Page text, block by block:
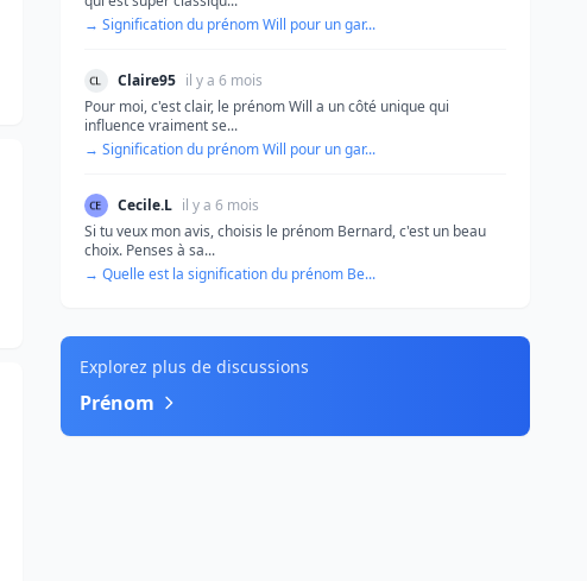
→ Signification du prénom Will pour un gar...
Claire95 il y a 6 mois
Pour moi, c'est clair, le prénom Will a un côté unique qui
influence vraiment se...
→ Signification du prénom Will pour un gar...
Cecile.L il y a 6 mois
Si tu veux mon avis, choisis le prénom Bernard, c'est un beau
choix. Penses à sa...
→ Quelle est la signification du prénom Be...
Explorez plus de discussions
Prénom